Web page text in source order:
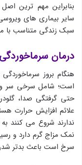
بنابراین مهم ترین اصل
سایر بیماری های
سبک زندگی متناسب با
درمان
هنگام بروز
است؛ شامل سرخی سر
حتی گرفتگی صدا،
علائم افزایش حرارت
ندارند شروع می کنند
نمک مزاج گرم دارد و
سرخ است باعث بدتر